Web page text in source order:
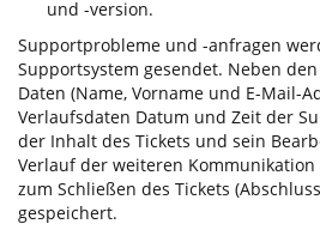
und -version.
Supportprobleme und -anfragen
Supportsystem gesendet. Neben
Daten (Name, Vorname und E-Mail-
Verlaufsdaten Datum und Zeit der
der Inhalt des Tickets und sein
Verlauf der weiteren Kommunikation
zum Schließen des Tickets
gespeichert.